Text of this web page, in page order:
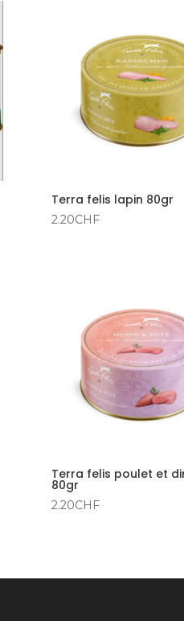
Terra felis lapin 80gr
2.20CHF
Terra felis poulet et
80gr
2.20CHF